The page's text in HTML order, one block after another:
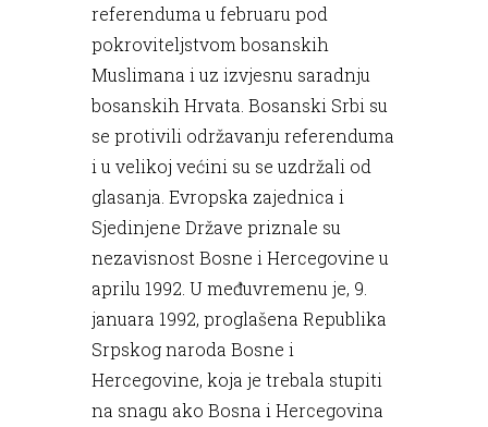
referenduma u februaru pod
pokroviteljstvom bosanskih
Muslimana i uz izvjesnu saradnju
bosanskih Hrvata. Bosanski Srbi su
se protivili održavanju referenduma
i u velikoj većini su se uzdržali od
glasanja. Evropska zajednica i
Sjedinjene Države priznale su
nezavisnost Bosne i Hercegovine u
aprilu 1992. U međuvremenu je, 9.
januara 1992, proglašena Republika
Srpskog naroda Bosne i
Hercegovine, koja je trebala stupiti
na snagu ako Bosna i Hercegovina